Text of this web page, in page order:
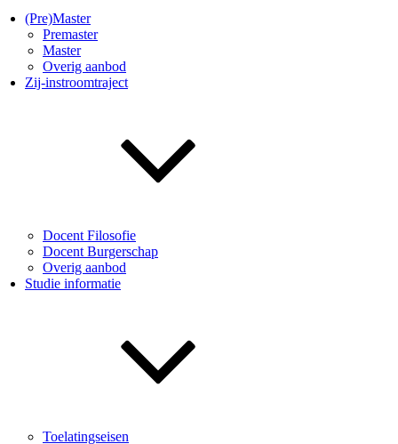
(Pre)Master
Premaster
Master
Overig aanbod
Zij-instroomtraject
Docent Filosofie
Docent Burgerschap
Overig aanbod
Studie informatie
Toelatingseisen